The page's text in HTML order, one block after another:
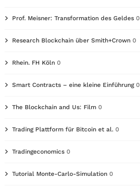
Prof. Meisner: Transformation des Geldes 0
Research Blockchain über Smith+Crown 0
Rhein. FH Köln 0
Smart Contracts – eine kleine Einführung0
The Blockchain and Us: Film 0
Trading Plattform für Bitcoin et al. 0
Tradingeconomics 0
Tutorial Monte-Carlo-Simulation 0